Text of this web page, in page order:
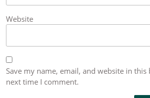
Website
Save my name, email, and website in
next time I comment.